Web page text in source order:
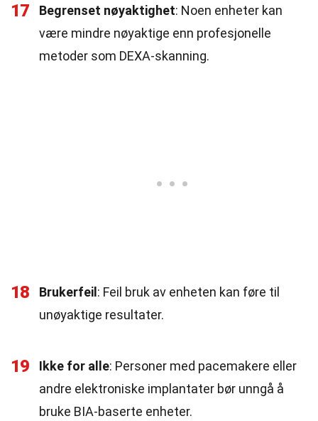
17 Begrenset nøyaktighet: Noen enheter kan
være mindre nøyaktige enn profesjonelle
metoder som DEXA-skanning.
18 Brukerfeil : Feil bruk av enheten kan føre til
unøyaktige resultater.
19 Ikke for alle: Personer med pacemakere eller
andre elektroniske implantater bør unngå å
bruke BIA-baserte enheter.